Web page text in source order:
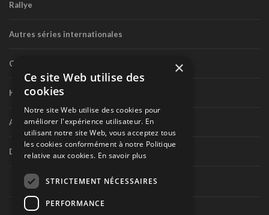
Rallye
Autres séries internationales
Circuit routier canadien
Karting
Autres séries nationales
Divers
×
Ce site Web utilise des
cookies
Notre site Web utilise des cookies pour
améliorer l'expérience utilisateur. En
utilisant notre site Web, vous acceptez tous
les cookies conformément à notre Politique
relative aux cookies. En savoir plus
STRICTEMENT NÉCESSAIRES
PERFORMANCE